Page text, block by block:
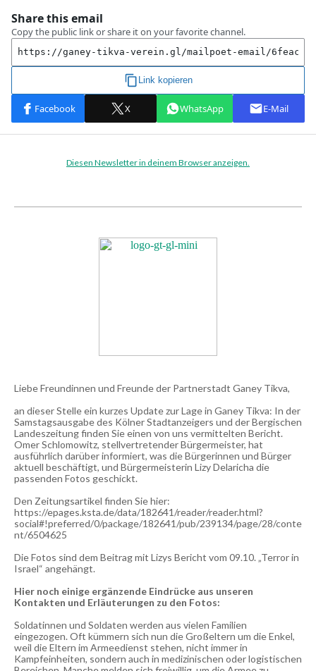
Diesen Newsletter in deinem Browser anzeigen.
Liebe Freundinnen und Freunde der Partnerstadt Ganey Tikva,
an dieser Stelle ein kurzes Update zur Lage in Ganey Tikva: In der
Samstagsausgabe des Kölner Stadtanzeigers und der Bergischen
Landeszeitung finden Sie einen von uns vermittelten Bericht.
Omer Schlomowitz, stellvertretender Bürgermeister, hat
ausführlich darüber informiert, was die Bürgerinnen und Bürger
aktuell beschäftigt, und Bürgermeisterin Lizy Delaricha die
passenden Fotos geschickt.
Den Zeitungsartikel finden Sie hier:
https://epages.ksta.de/data/182641/reader/reader.html?
social#!preferred/0/package/182641/pub/239134/page/28/conte
nt/6504625
Die Fotos sind dem Beitrag mit Lizys Bericht vom 09.10. „Terror in
Israel“ angehängt.
Hier noch einige ergänzende Eindrücke aus unseren
Kontakten und Erläuterungen zu den Fotos:
Soldatinnen und Soldaten werden aus vielen Familien
eingezogen. Oft kümmern sich nun die Großeltern um die Enkel,
weil die Eltern im Armeedienst stehen, nicht immer in
Kampfeinheiten, sondern auch in medizinischen oder logistischen